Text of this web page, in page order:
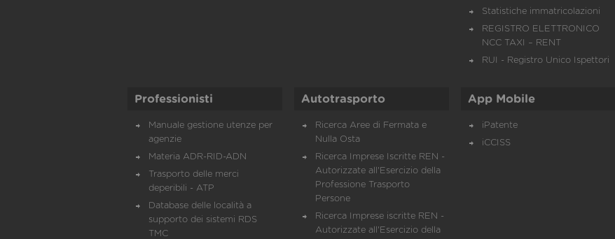
Statistiche immatricolazioni
REGISTRO ELETTRONICO
NCC TAXI – RENT
RUI - Registro Unico Ispettori
Professionisti
Manuale gestione utenze per
agenzie
Materia ADR-RID-ADN
Trasporto delle merci
deperibili - ATP
Database delle località a
supporto dei sistemi RDS
TMC
Autotrasporto
Ricerca Aree di Fermata e
Nulla Osta
Ricerca Imprese Iscritte REN -
Autorizzate all'Esercizio della
Professione Trasporto
Persone
Ricerca Imprese iscritte REN -
Autorizzate all'Esercizio della
App Mobile
iPatente
iCCISS